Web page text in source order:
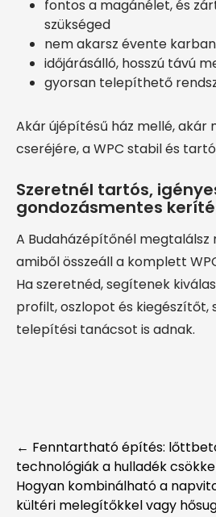
fontos a magánélet, és
szükséged
nem akarsz évente
időjárásálló, hosszú távú
gyorsan telepíthető
Akár újépítésű ház mellé, akár
cseréjére, a WPC stabil és
Szeretnél tartós,
gondozásmentes
A Budaházépítőnél megtalálsz
amiből összeáll a komplett
Ha szeretnéd, segítenek
profilt, oszlopot és kiegészítőt,
telepítési tanácsot is adnak.
Post
navigation
← Fenntartható építés:
technológiák a hulladék
Hogyan kombinálható a
kültéri melegítőkkel vagy